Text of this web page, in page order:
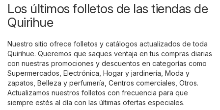
Los últimos folletos de las tiendas de
Quirihue
Nuestro sitio ofrece folletos y catálogos actualizados de toda
Quirihue. Queremos que saques ventaja en tus compras diarias
con nuestras promociones y descuentos en categorías como
Supermercados Electrónica Hogar y jardinería Moda y
zapatos Belleza y perfumería Centros comerciales Otros.
Actualizamos nuestros folletos con frecuencia para que
siempre estés al día con las últimas ofertas especiales.